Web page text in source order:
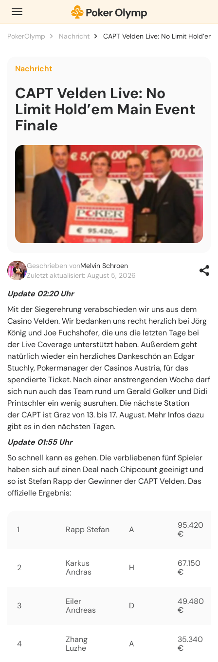
PokerOlymp Nachricht CAPT Velden Live: No Limit Hold’em
Nachricht
CAPT Velden Live: No
Limit Hold’em Main Event
Finale
Geschrieben vonMelvin Schroen
Zuletzt aktualisiert: August 5, 2026
Update 02:20 Uhr
Mit der Siegerehrung verabschieden wir uns aus dem
Casino Velden. Wir bedanken uns recht herzlich bei Jörg
König und Joe Fuchshofer, die uns die letzten Tage bei
der Live Coverage unterstützt haben. Außerdem geht
natürlich wieder ein herzliches Dankeschön an Edgar
Stuchly, Pokermanager der Casinos Austria, für das
spendierte Ticket. Nach einer anstrengenden Woche darf
sich nun auch das Team rund um Gerald Golker und Didi
Printschler ein wenig ausruhen. Die nächste Station
der CAPT ist Graz von 13. bis 17. August. Mehr Infos dazu
gibt es in den nächsten Tagen.
Update 01:55 Uhr
So schnell kann es gehen. Die verbliebenen fünf Spieler
haben sich auf einen Deal nach Chipcount geeinigt und
so ist Stefan Rapp der Gewinner der CAPT Velden. Das
offizielle Ergebnis:
1 Rapp Stefan A
95.420
€
2
Karkus
Andras
H
67.150
€
3
Eiler
Andreas
D
49.480
€
4
Zhang
Luzhe
A
35.340
€